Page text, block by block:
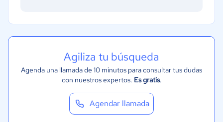
Agiliza tu búsqueda
Agenda una llamada de 10 minutos para consultar tus dudas
con nuestros expertos. Es gratis.
Agendar llamada